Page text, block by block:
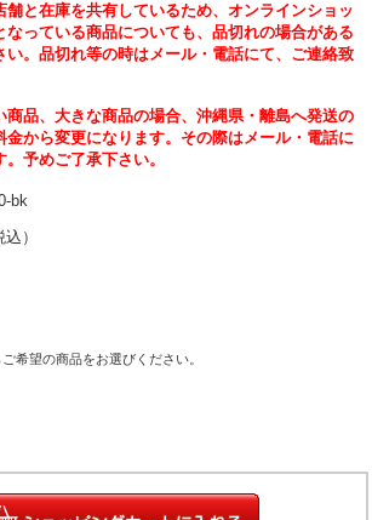
と在庫を共有しているため、オンラインショッ
なっている商品についても、品切れの場合がある
い。品切れ等の時はメール・電話にて、ご連絡致
品、大きな商品の場合、沖縄県・離島へ発送の
金から変更になります。その際はメール・電話に
予めご了承下さい。
bk
）
希望の商品をお選びください。